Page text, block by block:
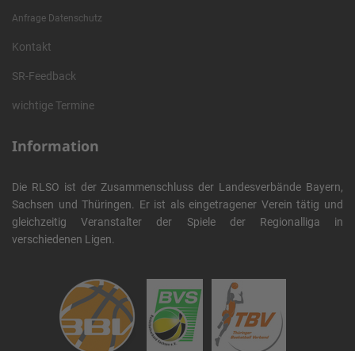
Anfrage Datenschutz
Kontakt
SR-Feedback
wichtige Termine
Information
Die RLSO ist der Zusammenschluss der Landesverbände Bayern,
Sachsen und Thüringen. Er ist als eingetragener Verein tätig und
gleichzeitig Veranstalter der Spiele der Regionalliga in
verschiedenen Ligen.